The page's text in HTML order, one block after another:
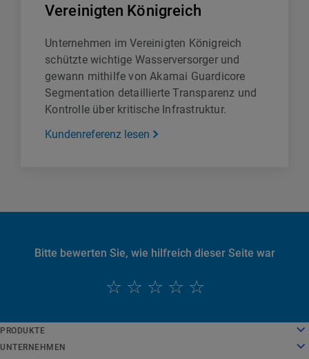
Vereinigten Königreich
Unternehmen im Vereinigten Königreich
schützte wichtige Wasserversorger und
gewann mithilfe von Akamai Guardicore
Segmentation detaillierte Transparenz und
Kontrolle über kritische Infrastruktur.
Kundenreferenz lesen
Bitte bewerten Sie, wie hilfreich dieser Seite war
PRODUKTE
Cloud Computing
UNTERNEHMEN
English
Deutsch
Español